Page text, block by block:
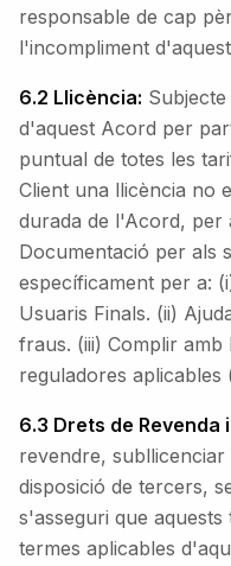
responsable de cap
l'incompliment
6.2 Llicència:
d'aquest Acord per
puntual de totes les
Client una llicència no
durada de l'Acord, per
Documentació per als
específicament per a:
Usuaris Finals. (ii)
fraus. (iii) Complir amb
reguladores aplicables
6.3 Drets de Revenda
revendre,
disposició de tercers,
s'asseguri que
termes aplicables